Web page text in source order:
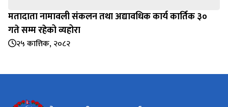
मतादाता नामावली संकलन तथा अद्यावधिक कार्य कार्तिक ३०
गते सम्म रहेको व्यहोरा
२५ कात्तिक, २०८२